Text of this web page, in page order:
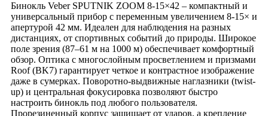
Бинокль Veber SPUTNIK ZOOM 8-15×42 – компактный и
универсальный прибор с переменным увеличением 8-15× и
апертурой 42 мм. Идеален для наблюдения на разных
дистанциях, от спортивных событий до природы. Широкое
поле зрения (87–61 м на 1000 м) обеспечивает комфортный
обзор. Оптика с многослойным просветлением и призмами
Roof (BK7) гарантирует четкое и контрастное изображение
даже в сумерках. Поворотно-выдвижные наглазники (twist-
up) и центральная фокусировка позволяют быстро
настроить бинокль под любого пользователя.
Прорезиненный корпус защищает от ударов, а крепление